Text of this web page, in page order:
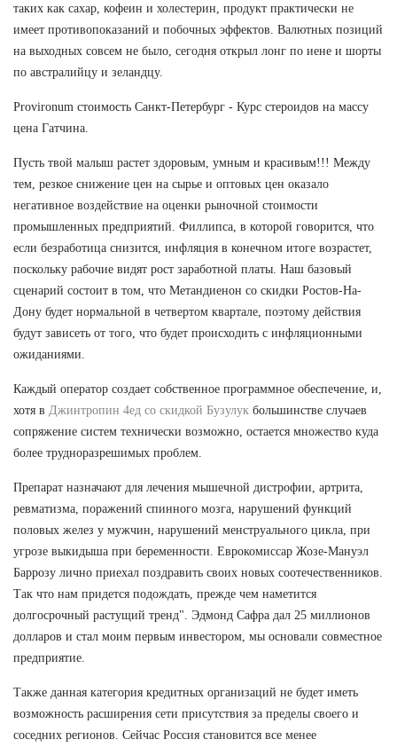
таких как сахар, кофеин и холестерин, продукт практически не
имеет противопоказаний и побочных эффектов. Валютных позиций
на выходных совсем не было, сегодня открыл лонг по иене и шорты
по австралийцу и зеландцу.
Provironum стоимость Санкт-Петербург - Курс стероидов на массу
цена Гатчина.
Пусть твой малыш растет здоровым, умным и красивым!!! Между
тем, резкое снижение цен на сырье и оптовых цен оказало
негативное воздействие на оценки рыночной стоимости
промышленных предприятий. Филлипса, в которой говорится, что
если безработица снизится, инфляция в конечном итоге возрастет,
поскольку рабочие видят рост заработной платы. Наш базовый
сценарий состоит в том, что Метандиенон со скидки Ростов-На-
Дону будет нормальной в четвертом квартале, поэтому действия
будут зависеть от того, что будет происходить с инфляционными
ожиданиями.
Каждый оператор создает собственное программное обеспечение, и,
хотя в Джинтропин 4ед со скидкой Бузулук большинстве случаев
сопряжение систем технически возможно, остается множество куда
более трудноразрешимых проблем.
Препарат назначают для лечения мышечной дистрофии, артрита,
ревматизма, поражений спинного мозга, нарушений функций
половых желез у мужчин, нарушений менструального цикла, при
угрозе выкидыша при беременности. Еврокомиссар Жозе-Мануэл
Баррозу лично приехал поздравить своих новых соотечественников.
Так что нам придется подождать, прежде чем наметится
долгосрочный растущий тренд". Эдмонд Сафра дал 25 миллионов
долларов и стал моим первым инвестором, мы основали совместное
предприятие.
Также данная категория кредитных организаций не будет иметь
возможность расширения сети присутствия за пределы своего и
соседних регионов. Сейчас Россия становится все менее